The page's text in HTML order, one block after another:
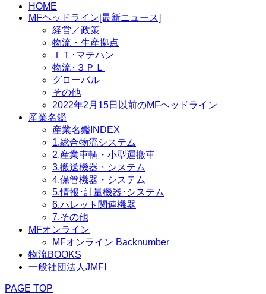
HOME
MFヘッドライン[最新ニュース]
経営／政策
物流・生産拠点
ＩＴ･マテハン
物流･３ＰＬ
グローバル
その他
2022年2月15日以前のMFヘッドライン
産業名鑑
産業名鑑INDEX
1.総合物流システム
2.産業車輌・小型運搬車
3.搬送機器・システム
4.保管機器・システム
5.情報･計量機器･システム
6.パレット関連機器
7.その他
MFオンライン
MFオンライン Backnumber
物流BOOKS
一般社団法人JMFI
PAGE TOP